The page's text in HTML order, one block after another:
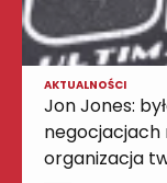
AKTUALNOŚCI
Jon Jones:
negocjacjach
organizacja